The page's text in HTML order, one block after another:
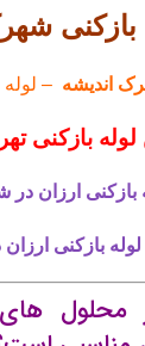
زکنی
اندیشه –
بازکنی
بازکنی ارزان در
لوله بازکنی
محلول